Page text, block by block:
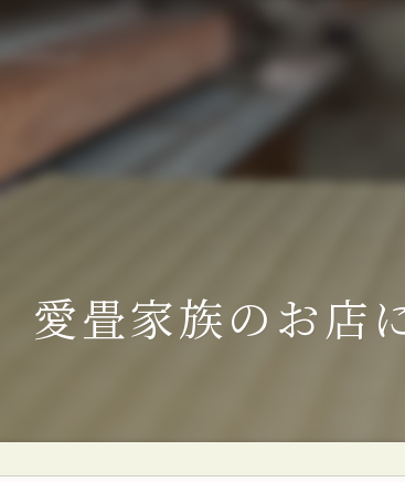
愛畳家族のお店